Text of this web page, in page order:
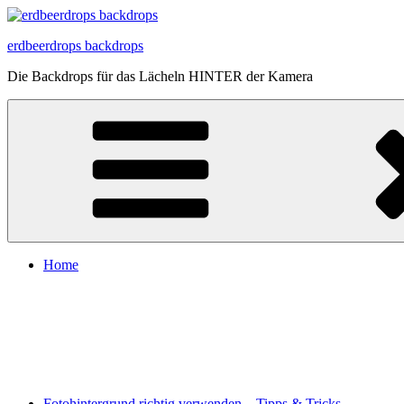
Zum
springen
erdbeerdrops backdrops
Die Backdrops für das Lächeln HINTER der Kamera
Home